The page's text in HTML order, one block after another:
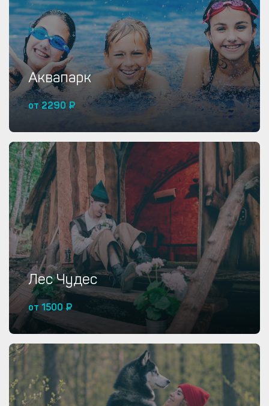
Аквапарк
от 2290 ₽
Купить от 2290 ₽
Лес Чудес
от 1500 ₽
Купить от 1500 ₽